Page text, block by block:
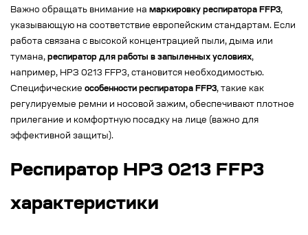
Важно обращать внимание на маркировку респиратора FFP3,
указывающую на соответствие европейским стандартам. Если
работа связана с высокой концентрацией пыли, дыма или
тумана, респиратор для работы в запыленных условиях,
например, НРЗ 0213 FFP3, становится необходимостью.
Специфические особенности респиратора FFP3, такие как
регулируемые ремни и носовой зажим, обеспечивают плотное
прилегание и комфортную посадку на лице (важно для
эффективной защиты).
Респиратор НРЗ 0213 FFP3
характеристики